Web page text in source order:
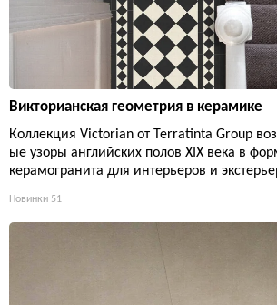
Викторианская геометрия в керамике
Коллекция Victorian от Terratinta Group
ые узоры английских полов XIX века в
керамогранита для интерьеров и
Новинки 51